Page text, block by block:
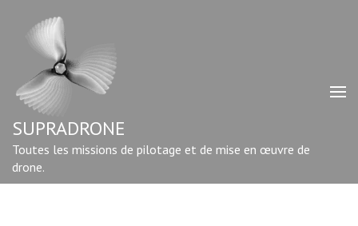
contenu
Entrée)
SUPRADRONE
Toutes les missions de pilotage et de mise en œuvre de
drone.